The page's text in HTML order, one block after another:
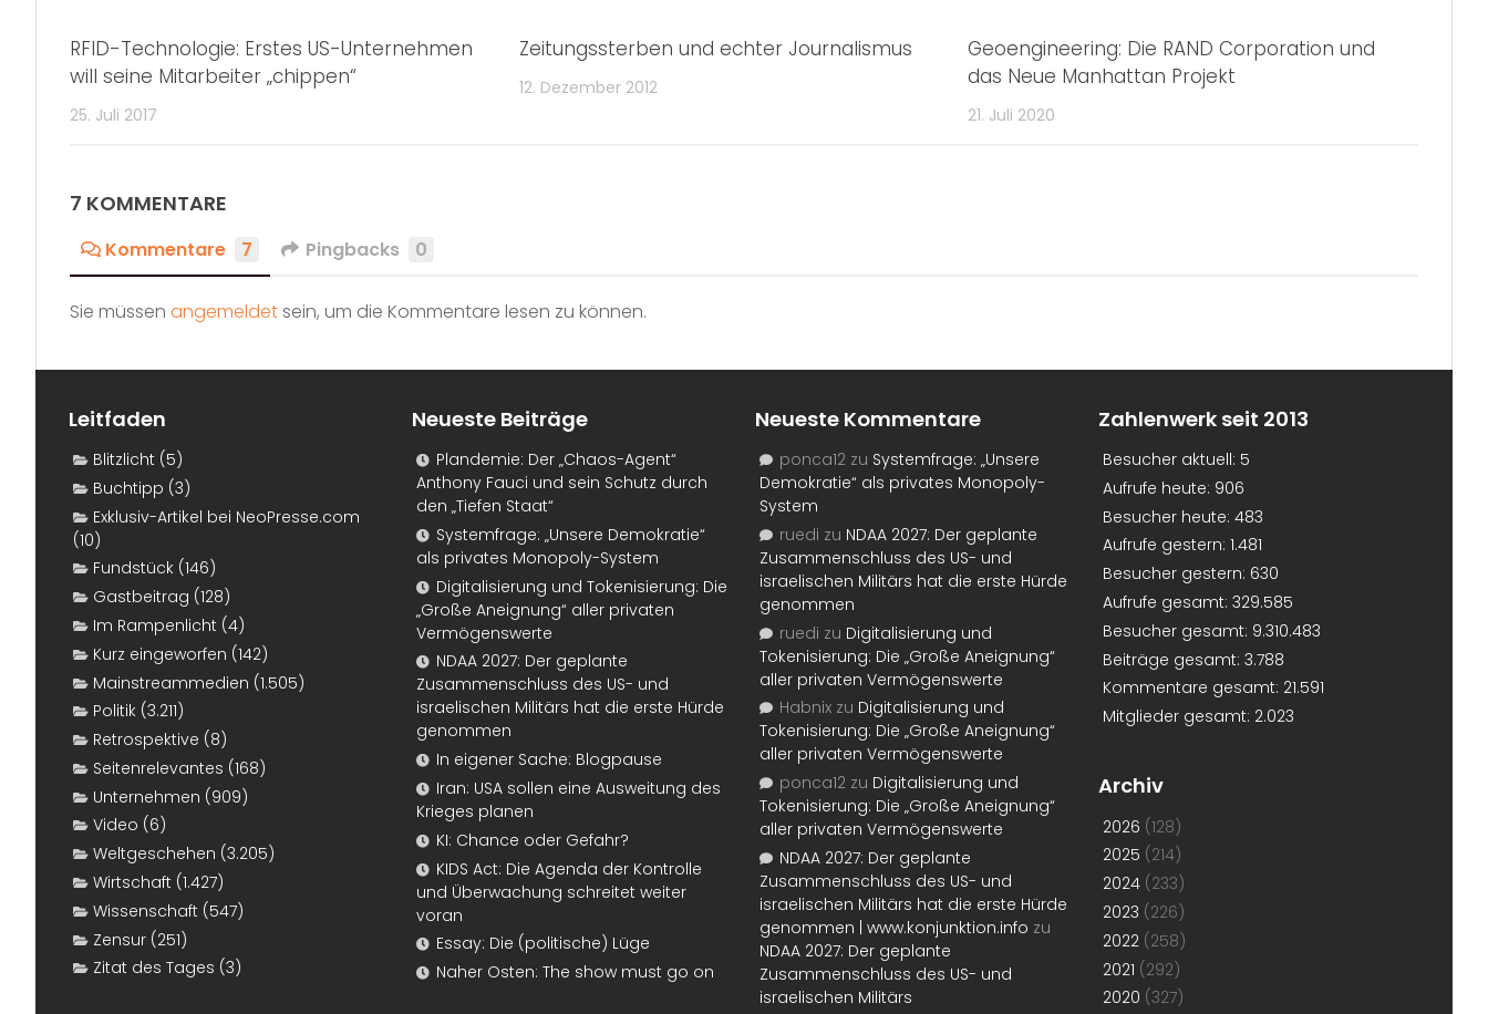
RFID-Technologie: Erstes US-Unternehmen
will seine Mitarbeiter „chippen“
25. Juli 2017
Zeitungssterben und echter Journalismus
12. Dezember 2012
Geoengineering: Die RAND Corporation und
das Neue Manhattan Projekt
21. Juli 2020
7 KOMMENTARE
Kommentare 7 Pingbacks 0
Sie müssen angemeldetsein, um die Kommentare lesen zu können.
Leitfaden
Blitzlicht (5)
Buchtipp (3)
Exklusiv-Artikel bei NeoPresse.com
(10)
Fundstück (146)
Gastbeitrag (128)
Im Rampenlicht (4)
Kurz eingeworfen (142)
Mainstreammedien (1.505)
Politik (3.211)
Retrospektive (8)
Seitenrelevantes (168)
Unternehmen (909)
Video (6)
Weltgeschehen (3.205)
Wirtschaft (1.427)
Wissenschaft (547)
Zensur (251)
Zitat des Tages (3)
Neueste Beiträge
Plandemie: Der „Chaos-Agent“
Anthony Fauci und sein Schutz durch
den „Tiefen Staat“
Systemfrage: „Unsere Demokratie“
als privates Monopoly-System
Digitalisierung und Tokenisierung: Die
„Große Aneignung“ aller privaten
Vermögenswerte
NDAA 2027: Der geplante
Zusammenschluss des US- und
israelischen Militärs hat die erste Hürde
genommen
In eigener Sache: Blogpause
Iran: USA sollen eine Ausweitung des
Krieges planen
KI: Chance oder Gefahr?
KIDS Act: Die Agenda der Kontrolle
und Überwachung schreitet weiter
voran
Essay: Die (politische) Lüge
Naher Osten: The show must go on
Neueste Kommentare
ponca12 zu Systemfrage: „Unsere
Demokratie“ als privates Monopoly-
System
ruedi zu NDAA 2027: Der geplante
Zusammenschluss des US- und
israelischen Militärs hat die erste Hürde
genommen
ruedi zu Digitalisierung und
Tokenisierung: Die „Große Aneignung“
aller privaten Vermögenswerte
Habnix zu Digitalisierung und
Tokenisierung: Die „Große Aneignung“
aller privaten Vermögenswerte
ponca12 zu Digitalisierung und
Tokenisierung: Die „Große Aneignung“
aller privaten Vermögenswerte
NDAA 2027: Der geplante
Zusammenschluss des US- und
israelischen Militärs hat die erste Hürde
genommen | www.konjunktion.info zu
NDAA 2027: Der geplante
Zusammenschluss des US- und
israelischen Militärs
Zahlenwerk seit 2013
Besucher aktuell: 5
Aufrufe heute: 906
Besucher heute: 483
Aufrufe gestern: 1.481
Besucher gestern: 630
Aufrufe gesamt: 329.585
Besucher gesamt: 9.310.483
Beiträge gesamt: 3.788
Kommentare gesamt: 21.591
Mitglieder gesamt: 2.023
Archiv
2026 (128)
2025 (214)
2024 (233)
2023 (226)
2022 (258)
2021 (292)
2020 (327)